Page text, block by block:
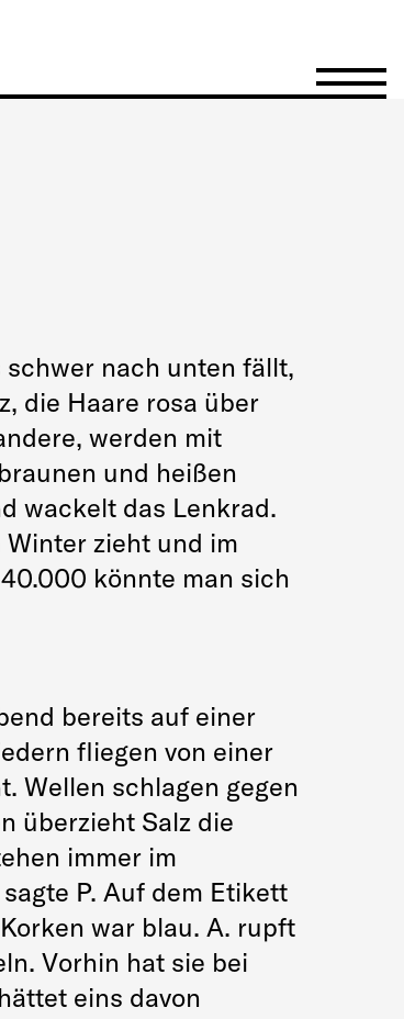
schwer nach unten fällt,
die Haare rosa über
werden mit
und heißen
wackelt das Lenkrad.
zieht und im
könnte man sich
bereits auf einer
fliegen von einer
Wellen schlagen gegen
überzieht Salz die
immer im
P. Auf dem Etikett
war blau. A. rupft
Vorhin hat sie bei
eins davon